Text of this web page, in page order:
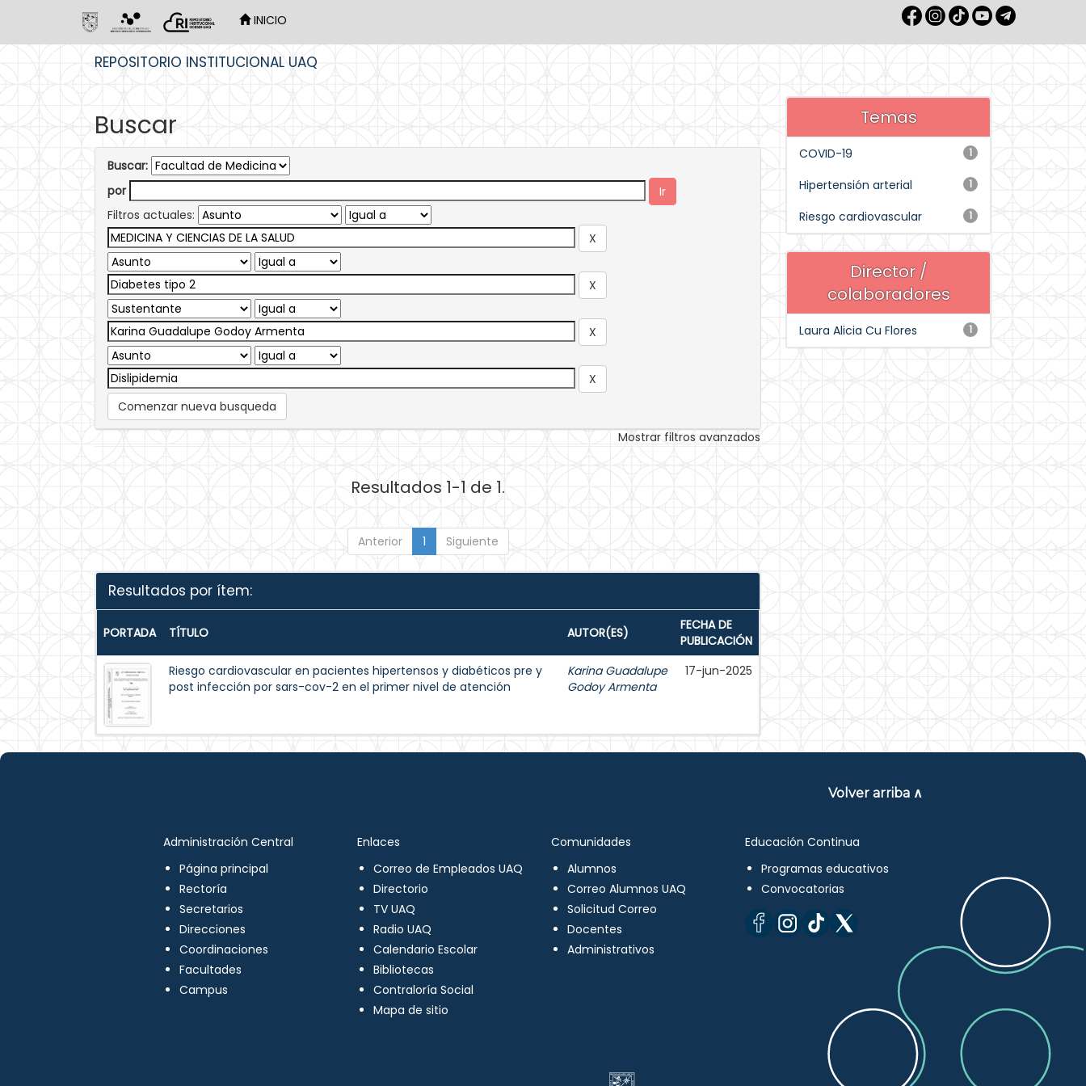
INICIO
REPOSITORIO INSTITUCIONAL UAQ
Buscar
Buscar:
por
Filtros actuales:
Comenzar nueva busqueda
Mostrar filtros avanzados
Resultados 1-1 de 1.
Anterior 1 Siguiente
Resultados por ítem:
PORTADA TÍTULO AUTOR(ES)
FECHA DE
PUBLICACIÓN
Riesgo cardiovascular en pacientes hipertensos y diabéticos pre y
post infección por sars-cov-2 en el primer nivel de atención
Karina Guadalupe
Godoy Armenta
17-jun-2025
Temas
1
COVID-19
1
Hipertensión arterial
1
Riesgo cardiovascular
Director /
colaboradores
1
Laura Alicia Cu Flores
Volver arriba ∧
Administración Central
Página principal
Rectoría
Secretarios
Direcciones
Coordinaciones
Facultades
Campus
Enlaces
Correo de Empleados UAQ
Directorio
TV UAQ
Radio UAQ
Calendario Escolar
Bibliotecas
Contraloría Social
Mapa de sitio
Comunidades
Alumnos
Correo Alumnos UAQ
Solicitud Correo
Docentes
Administrativos
Educación Continua
Programas educativos
Convocatorias